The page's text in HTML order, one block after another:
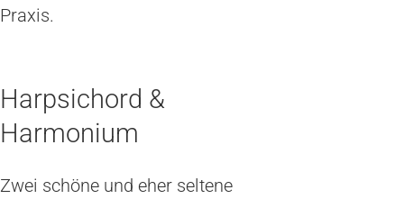
Praxis.
Harpsichord &
Harmonium
Zwei schöne und eher seltene